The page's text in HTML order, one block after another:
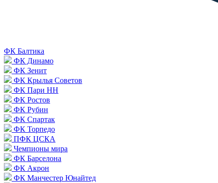
ФК Балтика
ФК Динамо
ФК Зенит
ФК Крылья Советов
ФК Пари НН
ФК Ростов
ФК Рубин
ФК Спартак
ФК Торпедо
ПФК ЦСКА
Чемпионы мира
ФК Барселона
ФК Акрон
ФК Манчестер Юнайтед